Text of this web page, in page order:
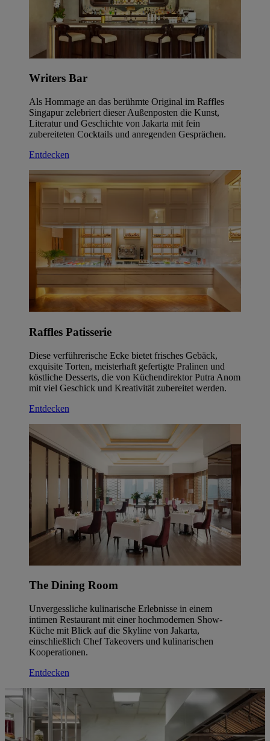
Writers Bar
Als Hommage an das berühmte Original im Raffles
Singapur zelebriert dieser Außenposten die Kunst,
Literatur und Geschichte von Jakarta mit fein
zubereiteten Cocktails und anregenden Gesprächen.
Entdecken
Raffles Patisserie
Diese verführerische Ecke bietet frisches Gebäck,
exquisite Torten, meisterhaft gefertigte Pralinen und
köstliche Desserts, die von Küchendirektor Putra Anom
mit viel Geschick und Kreativität zubereitet werden.
Entdecken
The Dining Room
Unvergessliche kulinarische Erlebnisse in einem
intimen Restaurant mit einer hochmodernen Show-
Küche mit Blick auf die Skyline von Jakarta,
einschließlich Chef Takeovers und kulinarischen
Kooperationen.
Entdecken